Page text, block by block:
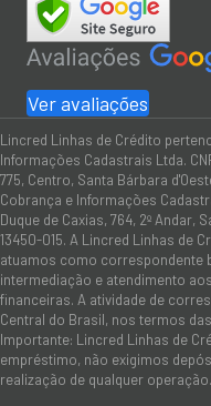
Ver avaliações
Lincred Linhas de Crédito
Informações Cadastrais Ltda.
775, Centro, Santa Bárbara
Cobrança e Informações
Duque de Caxias, 764, 2º Andar,
13450-015. A Lincred Linhas de
atuamos como correspondente
intermediação e atendimento
financeiras. A atividade de
Central do Brasil, nos termos
Importante: Lincred Linhas de
empréstimo, não exigimos
realização de qualquer operação.